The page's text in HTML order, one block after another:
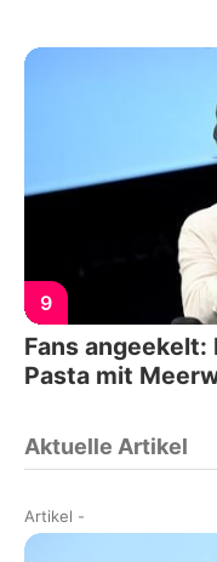
9
Fans
Pasta mit
Aktuelle Artikel
Artikel -